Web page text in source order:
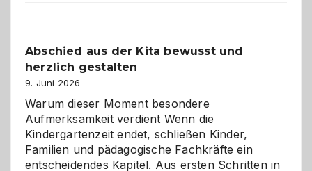
verstehen
Abschied aus der Kita bewusst und
herzlich gestalten
9. Juni 2026
Warum dieser Moment besondere
Aufmerksamkeit verdient Wenn die
Kindergartenzeit endet, schließen Kinder,
Familien und pädagogische Fachkräfte ein
entscheidendes Kapitel. Aus ersten Schritten in